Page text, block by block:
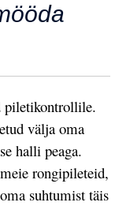
piletikontrollile.
välja oma
halli peaga.
rongipileteid,
suhtumist täis